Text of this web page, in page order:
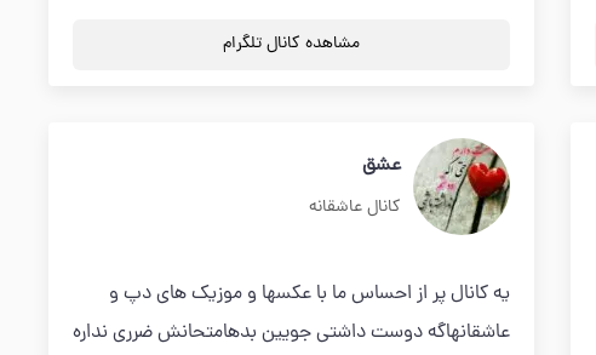
مشاهده کانال تلگرام
عشق
کانال عاشقانه
یه کانال پر از احساس ما با عکسها و موزیک های دپ و
عاشقانهاگه دوست داشتی جویین بدهامتحانش ضرری نداره